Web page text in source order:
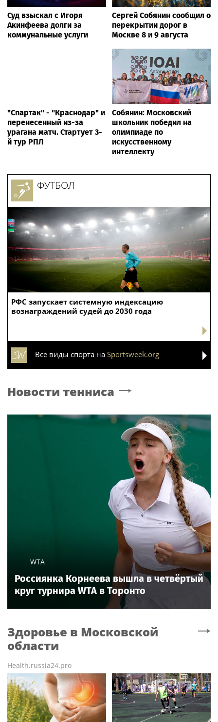
Суд взыскал с Игоря
Акинфеева долги за
коммунальные услуги
Сергей Собянин сообщил о
перекрытии дорог в
Москве 8 и 9 августа
"Спартак" - "Краснодар" и
перенесенный из-за
урагана матч. Стартует 3-
й тур РПЛ
Собянин: Московский
школьник победил на
олимпиаде по
искусственному
интеллекту
РФС запускает системную индексацию
вознаграждений судей до 2030 года
ФУТБОЛ
Все виды спорта на Sportsweek.org
Новости тенниса
WTA
Россиянка Корнеева вышла в четвёртый
круг турнира WTA в Торонто
Здоровье в Московской
области
Health.russia24.pro